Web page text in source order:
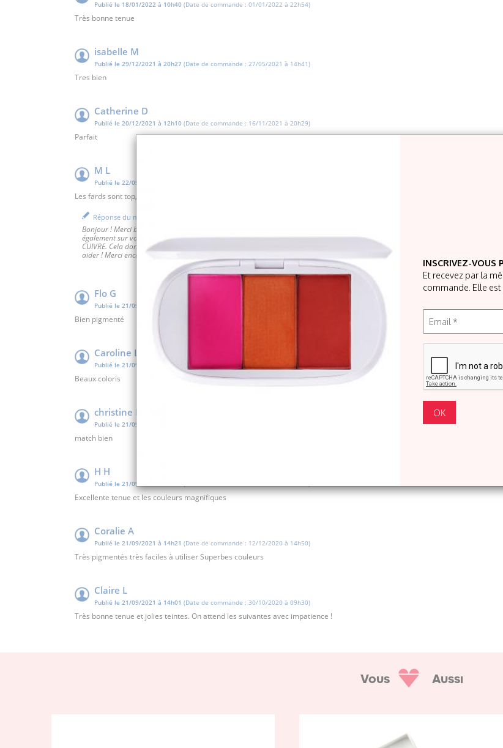
Publié le 18/01/2022 à 10h40(Date de commande : 01/01/2022 à 22h54)
Très bonne tenue
isabelle M
Publié le 29/12/2021 à 20h27(Date de commande : 27/05/2021 à 14h41)
Tres bien
Catherine D
Publié le 20/12/2021 à 12h10(Date de commande : 16/11/2021 à 20h29)
Parfait
M L
Publié le 22/09/2021 à 04h27
Les fards sont top, la pigmentation est ouffissime
Réponse du marchand
Bonjour ! Merci beaucoup d'avoir pris le temps de donner votre avis ! Nous sommes ravis si vous êtes satisfaite et que vous
également sur votre fond de teint. Je suis désolée que la teinte ne convienne pas... Ceci étant dit, beaucoup de nos clientes
CUIVRE. Cela donne un poudre de soleil légèrement highlighter ! Si vous avez des doutes sur une teinte pour le prochain achat,
aider ! Merci encore et à très bientôt ! L'équipe IRISÉ PARIS
Flo G
Publié le 21/09/2021 à 19h23
Bien pigmenté
Caroline L
Publié le 21/09/2021 à 14h37 (Date de commande : 14/10/2020 à 18h52)
Beaux coloris
christine L
Publié le 21/09/2021 à 14h32
match bien
H H
Publié le 21/09/2021 à 14h22
Excellente tenue et les couleurs magnifiques
Coralie A
Publié le 21/09/2021 à 14h21 (Date de commande : 12/12/2020 à 14h50)
Très pigmentés très faciles à utiliser Superbes couleurs
Claire L
Publié le 21/09/2021 à 14h01 (Date de commande : 30/10/2020 à 09h30)
Très bonne tenue et jolies teintes. On attend les suivantes avec impatience !
Vous Aussi
INSCRIVEZ-VOUS
Et recevez par la
commande. Elle